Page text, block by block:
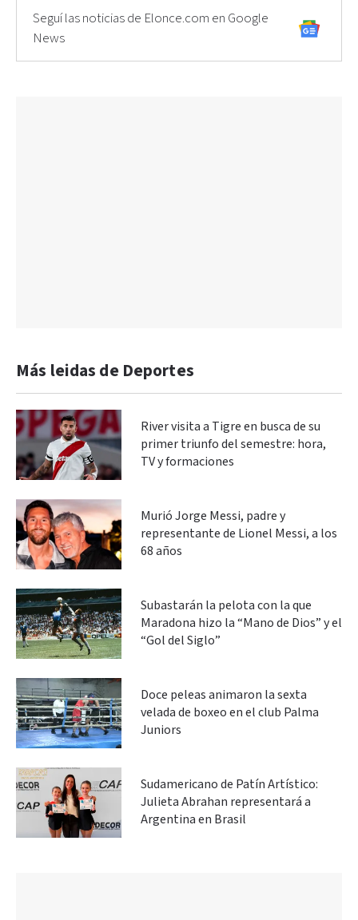
Seguí las noticias de Elonce.com en Google
News
Más leidas de Deportes
River visita a Tigre en busca de su
primer triunfo del semestre: hora,
TV y formaciones
Murió Jorge Messi, padre y
representante de Lionel Messi, a los
68 años
Subastarán la pelota con la que
Maradona hizo la “Mano de Dios” y el
“Gol del Siglo”
Doce peleas animaron la sexta
velada de boxeo en el club Palma
Juniors
Sudamericano de Patín Artístico:
Julieta Abrahan representará a
Argentina en Brasil